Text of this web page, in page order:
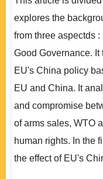
explores the
from three aspectds
Good Governance.
EU's China policy
EU and China. It
and compromise
of arms sales, WTO
human rights. In the
the effect of EU's